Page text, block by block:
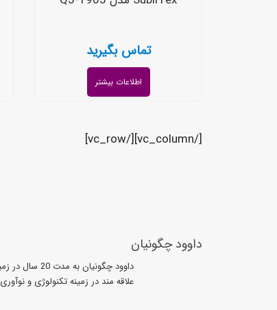
تماس بگیرید
اطلاعات بیشتر
[/vc_column][/vc_row]
داوود چگونیان
داوود چگونیان به مدت 20 سال در زمینه دستگاههای چاپ بنر دستگاههای برش لیزر و سی ان سی فعالیت میکند
علاقه مند در زمینه تکنولوژی و